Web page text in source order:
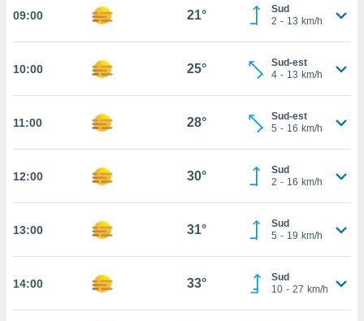
à
09:00 21°
Sud
2 - 13 km/h
10:00 25°
Sud-est
4 - 13 km/h
11:00 28°
Sud-est
5 - 16 km/h
12:00 30°
Sud
2 - 16 km/h
13:00 31°
Sud
5 - 19 km/h
14:00 33°
Sud
10 - 27 km/h